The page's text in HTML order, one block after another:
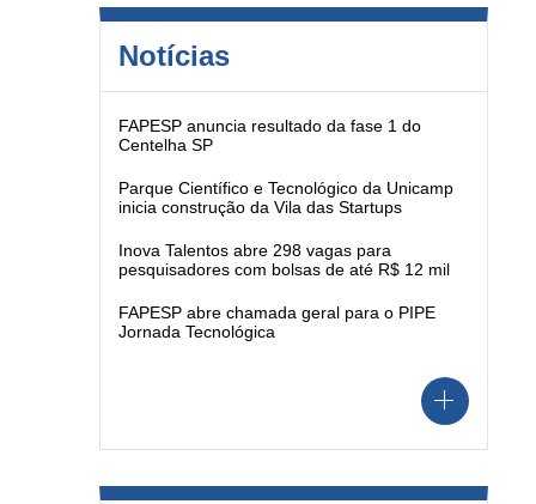
Notícias
FAPESP anuncia resultado da fase 1 do
Centelha SP
Parque Científico e Tecnológico da Unicamp
inicia construção da Vila das Startups
Inova Talentos abre 298 vagas para
pesquisadores com bolsas de até R$ 12 mil
FAPESP abre chamada geral para o PIPE
Jornada Tecnológica